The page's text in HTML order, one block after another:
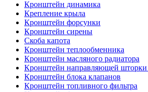
Кронштейн динамика
Крепление крыла
Кронштейн форсунки
Кронштейн сирены
Скоба капота
Кронштейн теплообменника
Кронштейн масляного радиатора
Кронштейн направляющей шторки
Кронштейн блока клапанов
Кронштейн топливного фильтра